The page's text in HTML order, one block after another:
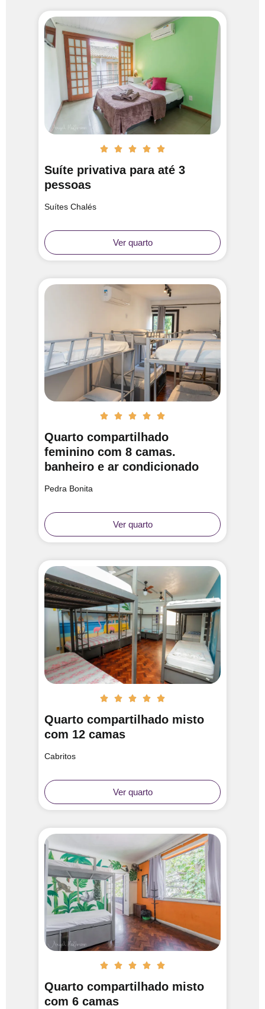
    
Suíte privativa para até 3
pessoas
Suítes Chalés
Ver quarto
    
Quarto compartilhado
feminino com 8 camas.
banheiro e ar condicionado
Pedra Bonita
Ver quarto
    
Quarto compartilhado misto
com 12 camas
Cabritos
Ver quarto
    
Quarto compartilhado misto
com 6 camas